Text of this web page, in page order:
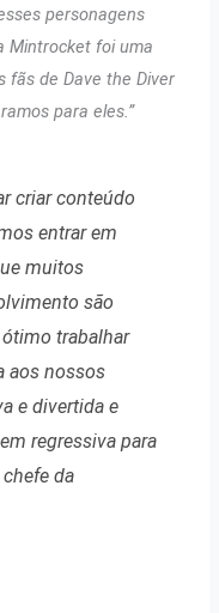
personagens
Mintrocket foi uma
fãs de Dave the Diver
para eles.”
criar conteúdo
entrar em
muitos
são
trabalhar
aos nossos
e divertida e
regressiva para
da